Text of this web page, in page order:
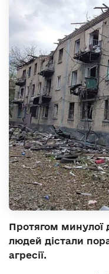
Протягом минулої
людей дістали
агресії.